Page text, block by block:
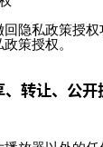
隐私政策授
策授权。
转让、公